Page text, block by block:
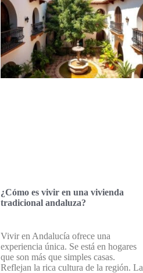
¿Cómo es vivir en una vivienda
tradicional andaluza?
Vivir en Andalucía ofrece una
experiencia única. Se está en hogares
que son más que simples casas.
Reflejan la rica cultura de la región. La